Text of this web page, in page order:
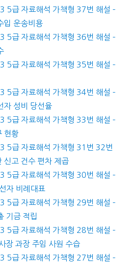
5급 자료해석 가책형 37번 해설 –
입 운송비용
5급 자료해석 가책형 36번 해설 –
5급 자료해석 가책형 35번 해설 –
5급 자료해석 가책형 34번 해설 –
자 성비 당선율
5급 자료해석 가책형 33번 해설 –
현황
5급 자료해석 가책형 31번 32번
신고 건수 편차 제곱
5급 자료해석 가책형 30번 해설 –
자 비례대표
5급 자료해석 가책형 29번 해설 –
기금 적립
5급 자료해석 가책형 28번 해설 –
장 과장 주임 사원 수습
5급 자료해석 가책형 27번 해설 –